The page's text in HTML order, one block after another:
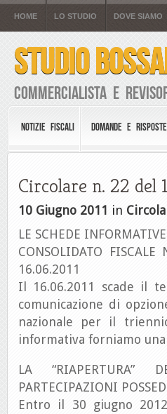
HOME LO STUDIO DOVE SIAMO
STUDIO
Commercialista e
NOTIZIE FISCALI DOMANDE E RISPOSTE
Circolare n. 22 del
10 Giugno 2011 in
LE SCHEDE INFORMATIVE
CONSOLIDATO
16.06.2011
Il 16.06.2011 scade il
comunicazione di
nazionale per il
informativa forniamo
LA “RIAPERTURA”
PARTECIPAZIONI
Entro il 30 giugno